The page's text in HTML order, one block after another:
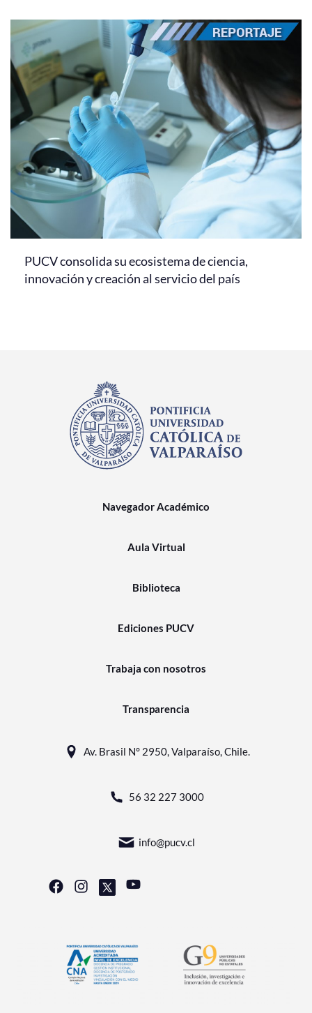
PUCV consolida su ecosistema de ciencia,
innovación y creación al servicio del país
Navegador Académico
Aula Virtual
Biblioteca
Ediciones PUCV
Trabaja con nosotros
Transparencia
Av. Brasil N° 2950, Valparaíso, Chile.
56 32 227 3000
info@pucv.cl